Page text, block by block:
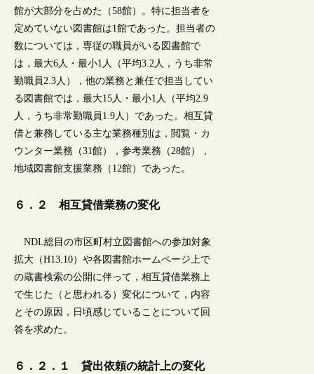
館が大部分を占めた（58館）。特に担当者を
定めていない図書館は1館であった。担当者の
数については，専従の職員がいる図書館で
は，最大6人・最小1人（平均3.2人，うち非常
勤職員2.3人），他の業務と兼任で担当してい
る図書館では，最大15人・最小1人（平均2.9
人，うち非常勤職員1.9人）であった。相互貸
借と兼務している主な業務種別は，閲覧・カ
ウンター業務（31館），参考業務（28館），
地域図書館支援業務（12館）であった。
６．２ 相互貸借業務の変化
NDL総目の市区町村立図書館への参加対象
拡大（H13.10）や各図書館ホームページ上で
の蔵書検索の公開に伴って，相互貸借業務上
で生じた（と思われる）変化について，内容
とその原因，日頃感じていることについて回
答を求めた。
６．２．１ 貸出依頼の統計上の変化